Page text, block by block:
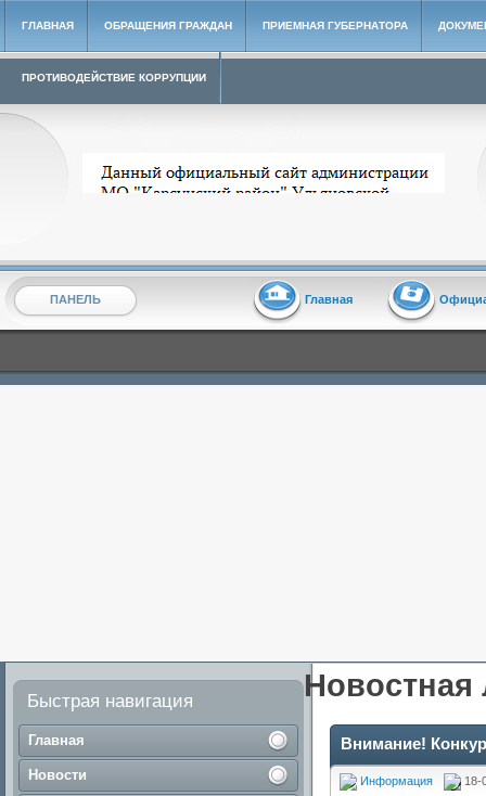
ГЛАВНАЯ ОБРАЩЕНИЯ ГРАЖДАН ПРИЕМНАЯ ГУБЕРНАТОРА
ПРОТИВОДЕЙСТВИЕ КОРРУПЦИИ
Архивный сайт администрации МО "Карсунский район"
ПАНЕЛЬ Главная
Быстрая навигация
Главная
Новости
Новостная
Внимание!
Информация 18-